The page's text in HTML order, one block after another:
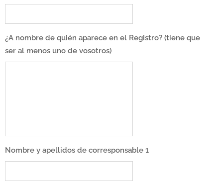
¿A nombre de quién aparece en el Registro? (tiene que
ser al menos uno de vosotros)
Nombre y apellidos de corresponsable 1